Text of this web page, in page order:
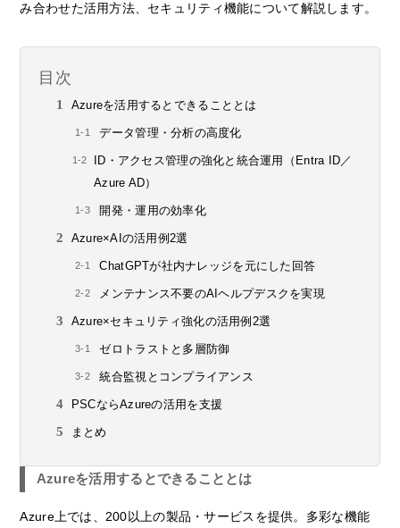
み合わせた活用方法、セキュリティ機能について解説します。
目次
Azureを活用するとできることとは
データ管理・分析の高度化
ID・アクセス管理の強化と統合運用（Entra ID／
Azure AD）
開発・運用の効率化
Azure×AIの活用例2選
ChatGPTが社内ナレッジを元にした回答
メンテナンス不要のAIヘルプデスクを実現
Azure×セキュリティ強化の活用例2選
ゼロトラストと多層防御
統合監視とコンプライアンス
PSCならAzureの活用を支援
まとめ
Azureを活用するとできることとは
Azure上では、200以上の製品・サービスを提供。多彩な機能